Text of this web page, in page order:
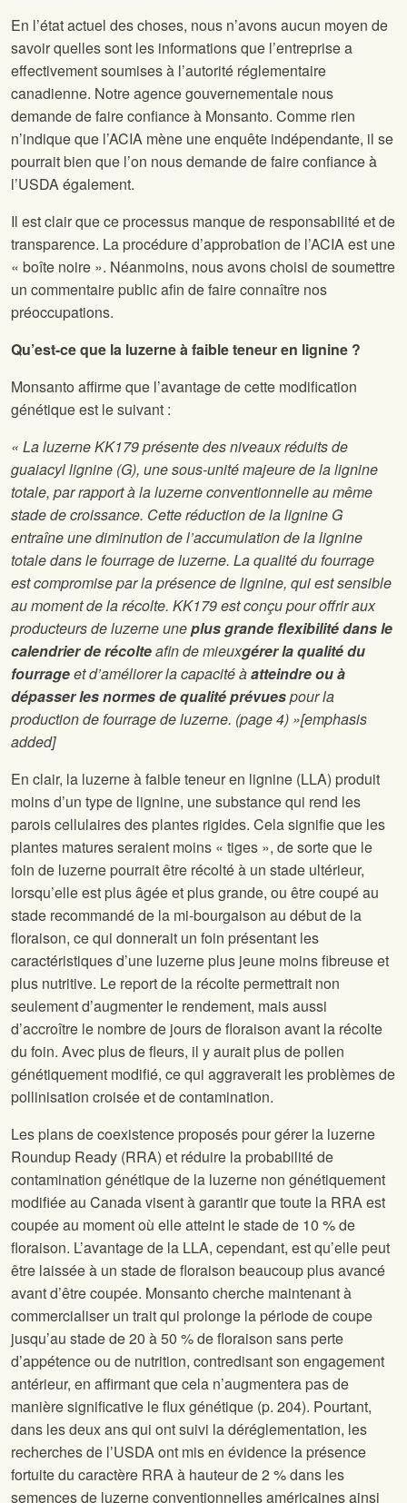
En l’état actuel des choses, nous n’avons aucun moyen de
savoir quelles sont les informations que l’entreprise a
effectivement soumises à l’autorité réglementaire
canadienne. Notre agence gouvernementale nous
demande de faire confiance à Monsanto. Comme rien
n’indique que l’ACIA mène une enquête indépendante, il se
pourrait bien que l’on nous demande de faire confiance à
l’USDA également.
Il est clair que ce processus manque de responsabilité et de
transparence. La procédure d’approbation de l’ACIA est une
« boîte noire ». Néanmoins, nous avons choisi de soumettre
un commentaire public afin de faire connaître nos
préoccupations.
Qu’est-ce que la luzerne à faible teneur en lignine ?
Monsanto affirme que l’avantage de cette modification
génétique est le suivant :
« La luzerne KK179 présente des niveaux réduits de
guaiacyl lignine (G), une sous-unité majeure de la lignine
totale, par rapport à la luzerne conventionnelle au même
stade de croissance. Cette réduction de la lignine G
entraîne une diminution de l’accumulation de la lignine
totale dans le fourrage de luzerne. La qualité du fourrage
est compromise par la présence de lignine, qui est sensible
au moment de la récolte. KK179 est conçu pour offrir aux
producteurs de luzerne uneplus grande flexibilité dans le
calendrier de récolteafin de mieuxgérer la qualité du
fourrageet d’améliorer la capacité àatteindre ou à
dépasser les normes de qualité prévuespour la
production de fourrage de luzerne. (page 4) »[emphasis
added]
En clair, la luzerne à faible teneur en lignine (LLA) produit
moins d’un type de lignine, une substance qui rend les
parois cellulaires des plantes rigides. Cela signifie que les
plantes matures seraient moins « tiges », de sorte que le
foin de luzerne pourrait être récolté à un stade ultérieur,
lorsqu’elle est plus âgée et plus grande, ou être coupé au
stade recommandé de la mi-bourgaison au début de la
floraison, ce qui donnerait un foin présentant les
caractéristiques d’une luzerne plus jeune moins fibreuse et
plus nutritive. Le report de la récolte permettrait non
seulement d’augmenter le rendement, mais aussi
d’accroître le nombre de jours de floraison avant la récolte
du foin. Avec plus de fleurs, il y aurait plus de pollen
génétiquement modifié, ce qui aggraverait les problèmes de
pollinisation croisée et de contamination.
Les plans de coexistence proposés pour gérer la luzerne
Roundup Ready (RRA) et réduire la probabilité de
contamination génétique de la luzerne non génétiquement
modifiée au Canada visent à garantir que toute la RRA est
coupée au moment où elle atteint le stade de 10 % de
floraison. L’avantage de la LLA, cependant, est qu’elle peut
être laissée à un stade de floraison beaucoup plus avancé
avant d’être coupée. Monsanto cherche maintenant à
commercialiser un trait qui prolonge la période de coupe
jusqu’au stade de 20 à 50 % de floraison sans perte
d’appétence ou de nutrition, contredisant son engagement
antérieur, en affirmant que cela n’augmentera pas de
manière significative le flux génétique (p. 204). Pourtant,
dans les deux ans qui ont suivi la déréglementation, les
recherches de l’USDA ont mis en évidence la présence
fortuite du caractère RRA à hauteur de 2 % dans les
semences de luzerne conventionnelles américaines ainsi